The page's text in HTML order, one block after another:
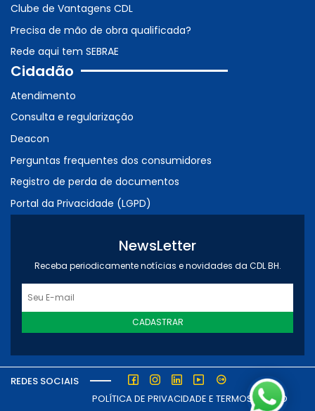
Clube de Vantagens CDL
Precisa de mão de obra qualificada?
Rede aqui tem SEBRAE
Cidadão
Atendimento
Consulta e regularização
Deacon
Perguntas frequentes dos consumidores
Registro de perda de documentos
Portal da Privacidade (LGPD)
NewsLetter
Receba periodicamente notícias e novidades da CDL BH.
CADASTRAR
REDES SOCIAIS
POLÍTICA DE PRIVACIDADE E TERMOS DE USO